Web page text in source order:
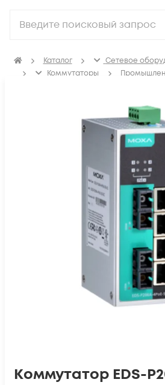
Каталог
Сетевое
Коммутаторы
Коммутатор EDS-